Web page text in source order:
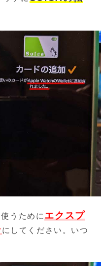
使うために エクスプ
にしてください。いつ